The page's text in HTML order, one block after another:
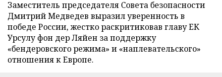
Заместитель председателя Совета безопасности
Дмитрий Медведев выразил уверенность в
победе России, жестко раскритиковав главу ЕК
Урсулу фон дер Ляйен за поддержку
«бендеровского режима» и «наплевательского»
отношения к Европе.